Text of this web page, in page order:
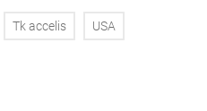
Tk accelis USA